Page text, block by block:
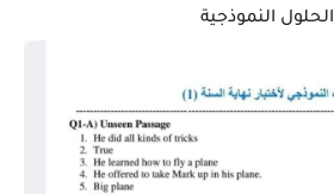
الحلول النموذجية